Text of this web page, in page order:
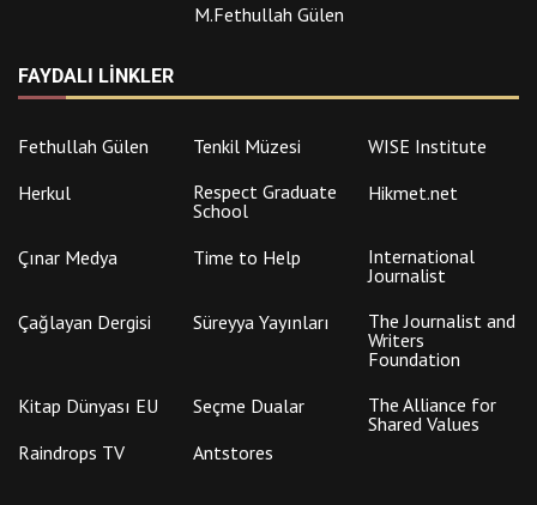
M.Fethullah Gülen
FAYDALI LINKLER
Fethullah Gülen Tenkil Müzesi
WISE Institute
Herkul
Respect Graduate
School
Hikmet.net
Çınar Medya Time to Help
International
Journalist
Çağlayan Dergisi
Süreyya Yayınları
The Journalist and
Writers
Foundation
Kitap Dünyası EU
Seçme Dualar
The Alliance for
Shared Values
Raindrops TV
Antstores